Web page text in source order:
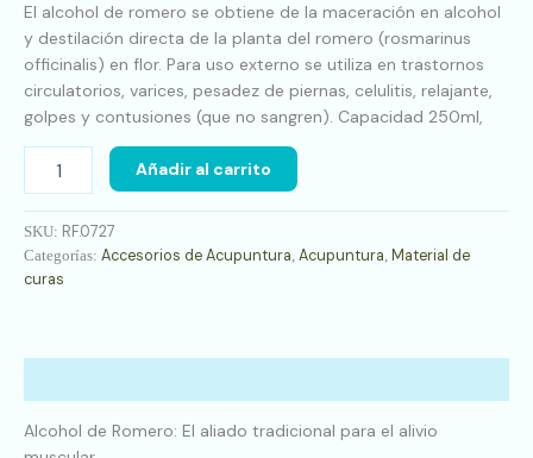
El alcohol de romero se obtiene de la maceración en alcohol
y destilación directa de la planta del romero (rosmarinus
officinalis) en flor. Para uso externo se utiliza en trastornos
circulatorios, varices, pesadez de piernas, celulitis, relajante,
golpes y contusiones (que no sangren). Capacidad 250ml,
Añadir al carrito
SKU: RF.0727
Categorías: Accesorios de Acupuntura Acupuntura Material de
curas
Alcohol de Romero: El aliado tradicional para el alivio